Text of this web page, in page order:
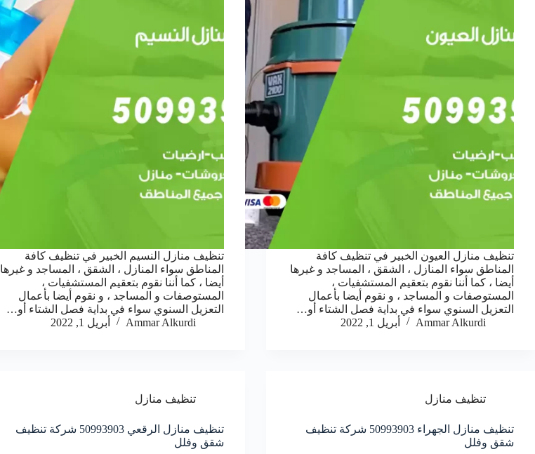
تنظيف منازل العيون الخبير في تنظيف كافة
المناطق سواء المنازل ، الشقق ، المساجد و غيرها
أيضا ، كما أننا نقوم بتعقيم المستشفيات ،
المستوصفات و المساجد ، و نقوم أيضا بأعمال
التعزيل السنوي سواء في بداية فصل الشتاء أو…
Ammar Alkurdi
أبريل 1, 2022
تنظيف منازل النسيم الخبير في تنظيف كافة
المناطق سواء المنازل ، الشقق ، المساجد و غيرها
أيضا ، كما أننا نقوم بتعقيم المستشفيات ،
المستوصفات و المساجد ، و نقوم أيضا بأعمال
التعزيل السنوي سواء في بداية فصل الشتاء أو…
Ammar Alkurdi
أبريل 1, 2022
تنظيف منازل
تنظيف منازل الجهراء 50993903‬ شركة تنظيف
شقق وفلل
تنظيف منازل
تنظيف منازل الرقعي 50993903‬ شركة تنظيف
شقق وفلل